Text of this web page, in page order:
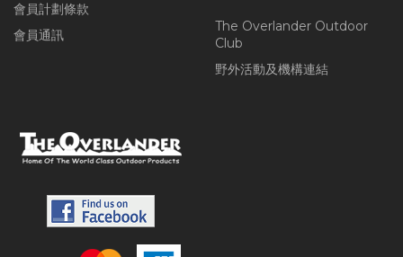
會員計劃條款
會員通訊
The Overlander Outdoor
Club
野外活動及機構連結